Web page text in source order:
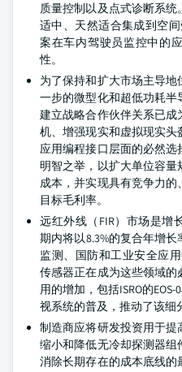
质量控制以及点式诊断系
适中、天然适合集成到空
案在车内驾驶员监控中的
性。
为了保持和扩大市场主导
一步的微型化和超低功耗
建立战略合作伙伴关系已
机、增强现实和虚拟现实
应用编程接口层面的必然
明智之举，以扩大单位容
成本，并实现具有竞争力
目标毛利率。
远红外线（FIR）市场是增
期内将以8.3%的复合年增
监测、国防和工业安全应
传感器正在成为这些领域
用的增加，包括ISRO的EOS-
视系统的普及，推动了该细
制造商应将研发投资用于
缩小和降低无冷却探测器
消除长期存在的成本底线